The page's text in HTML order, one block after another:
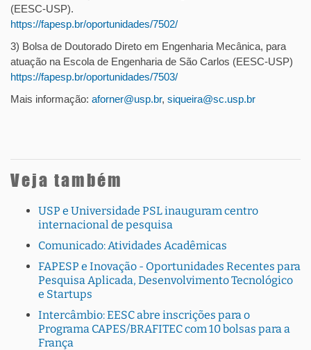
(EESC-USP).
https://fapesp.br/oportunidades/7502/
3) Bolsa de Doutorado Direto em Engenharia Mecânica, para
atuação na Escola de Engenharia de São Carlos (EESC-USP)
https://fapesp.br/oportunidades/7503/
Mais informação: aforner@usp.br, siqueira@sc.usp.br
Veja também
USP e Universidade PSL inauguram centro
internacional de pesquisa
Comunicado: Atividades Acadêmicas
FAPESP e Inovação - Oportunidades Recentes para
Pesquisa Aplicada, Desenvolvimento Tecnológico
e Startups
Intercâmbio: EESC abre inscrições para o
Programa CAPES/BRAFITEC com 10 bolsas para a
França